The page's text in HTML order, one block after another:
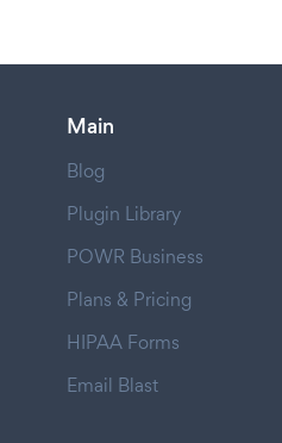
Main
Blog
Plugin Library
POWR Business
Plans & Pricing
HIPAA Forms
Email Blast